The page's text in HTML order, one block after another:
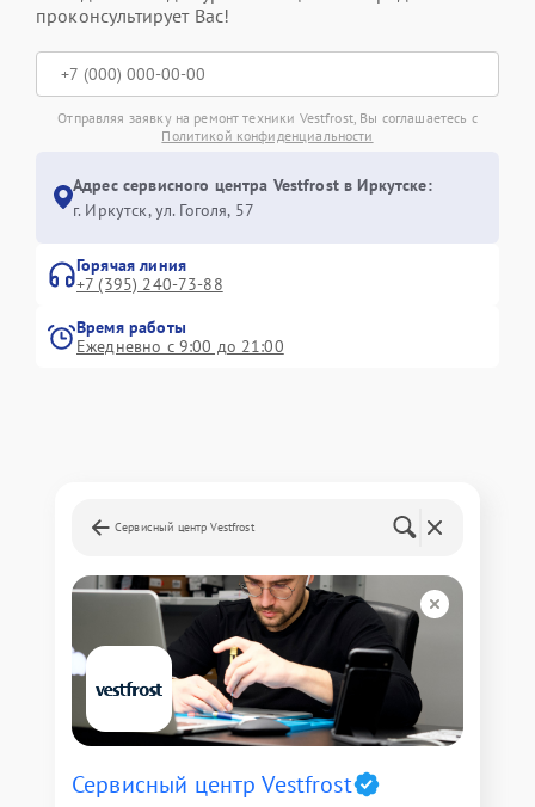
проконсультирует Вас!
Отправляя заявку на ремонт техники Vestfrost, Вы соглашаетесь с
Политикой конфиденциальности
Адрес сервисного центра Vestfrost в Иркутске:
г. Иркутск, ул. ​Гоголя, 57
Горячая линия
+7 (395) 240-73-88
Время работы
Ежедневно с 9:00 до 21:00
Сервисный центр Vestfrost
Сервисный центр Vestfrost